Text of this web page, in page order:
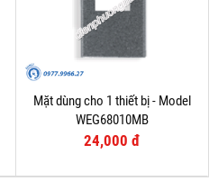
Mặt dùng cho 1 thiết bị - Model
WEG68010MB
24,000 đ